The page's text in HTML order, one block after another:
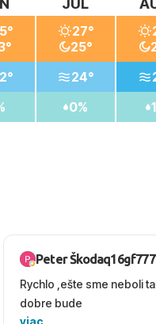
JÚL
27°
25°
24°
0%
Peter Škodaq16gf777
Rychlo ,ešte sme neboli
dobre bude
viac